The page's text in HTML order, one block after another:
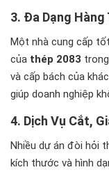
3. Đa Dạng Hàng
Một nhà cung cấp
của thép 2083
và cấp bách của
giúp doanh nghiệp
4. Dịch Vụ Cắt,
Nhiều dự án đòi hỏi
kích thước và hình